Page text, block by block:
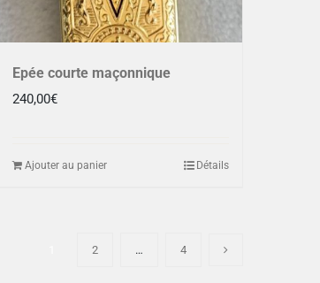
Epée courte maçonnique
240,00€
Ajouter au panier Détails
2 … 4